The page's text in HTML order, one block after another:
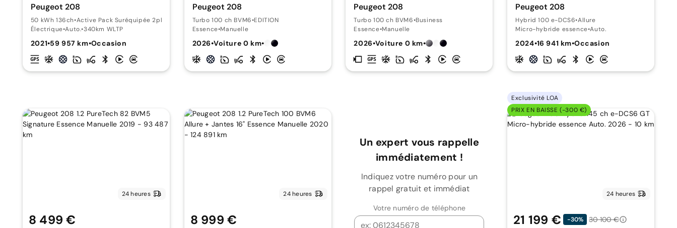
Peugeot 208
50 kWh 136ch•Active Pack Suréquipée 2pl
Électrique•Auto.•340km WLTP
2021•59 957 km•Occasion
Peugeot 208
Turbo 100 ch BVM6•EDITION
Essence•Manuelle
2026•Voiture 0 km•
Peugeot 208
Turbo 100 ch BVM6•Business
Essence•Manuelle
2026•Voiture 0 km•
Peugeot 208
Hybrid 100 e-DCS6•Allure
Micro-hybride essence•Auto.
2024•16 941 km•Occasion
24 heures
8 499 €
24 heures
8 999 €
Un expert vous rappelle
immédiatement !
Indiquez votre numéro pour un
rappel gratuit et immédiat
Votre numéro de téléphone
Exclusivité LOA
PRIX EN BAISSE (-300 €)
24 heures
21 199 € -30%
30 100 €